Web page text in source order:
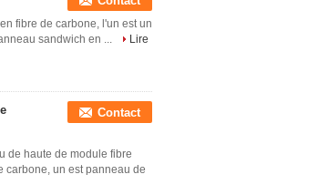
fibre de carbone, l'un est un
sandwich en ...
Lire
Contact
de haute de module fibre
carbone, un est panneau de